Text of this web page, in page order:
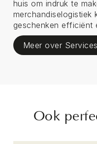
huis om indruk te
merchandiselogistiek
geschenken efficiënt
Meer over Services
Ook